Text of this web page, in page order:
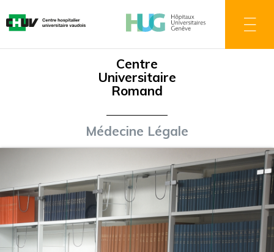
zum
Inhalt
Centre
Universitaire
Romand
Médecine Légale